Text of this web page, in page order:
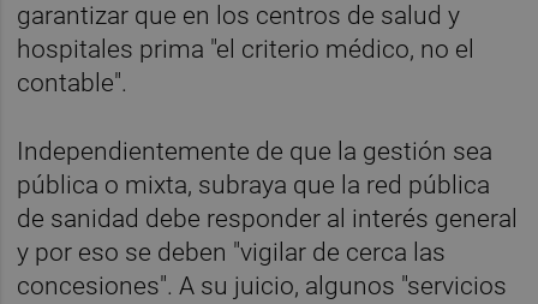
garantizar que en los centros de salud y
hospitales prima "el criterio médico, no el
contable".
Independientemente de que la gestión sea
pública o mixta, subraya que la red pública
de sanidad debe responder al interés general
y por eso se deben "vigilar de cerca las
concesiones". A su juicio, algunos "servicios